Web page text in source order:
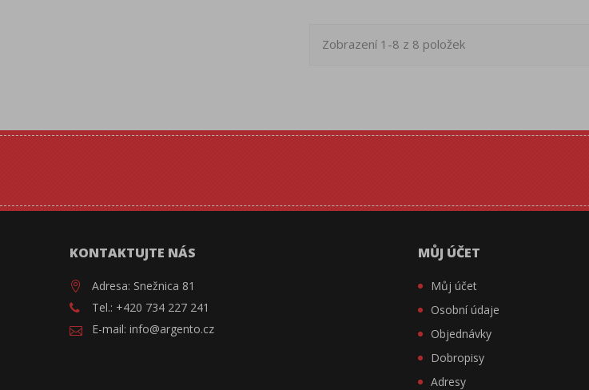
Zobrazení 1-8 z 8 položek
KONTAKTUJTE NÁS
Adresa: Snežnica 81
Tel.: +420 734 227 241
E-mail: info@argento.cz
MŮJ ÚČET
Můj účet
Osobní údaje
Objednávky
Dobropisy
Adresy